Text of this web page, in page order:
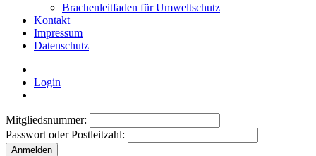
Brachenleitfaden für Umweltschutz
Kontakt
Impressum
Datenschutz
Login
Mitgliedsnummer:
Passwort oder Postleitzahl:
Anmelden